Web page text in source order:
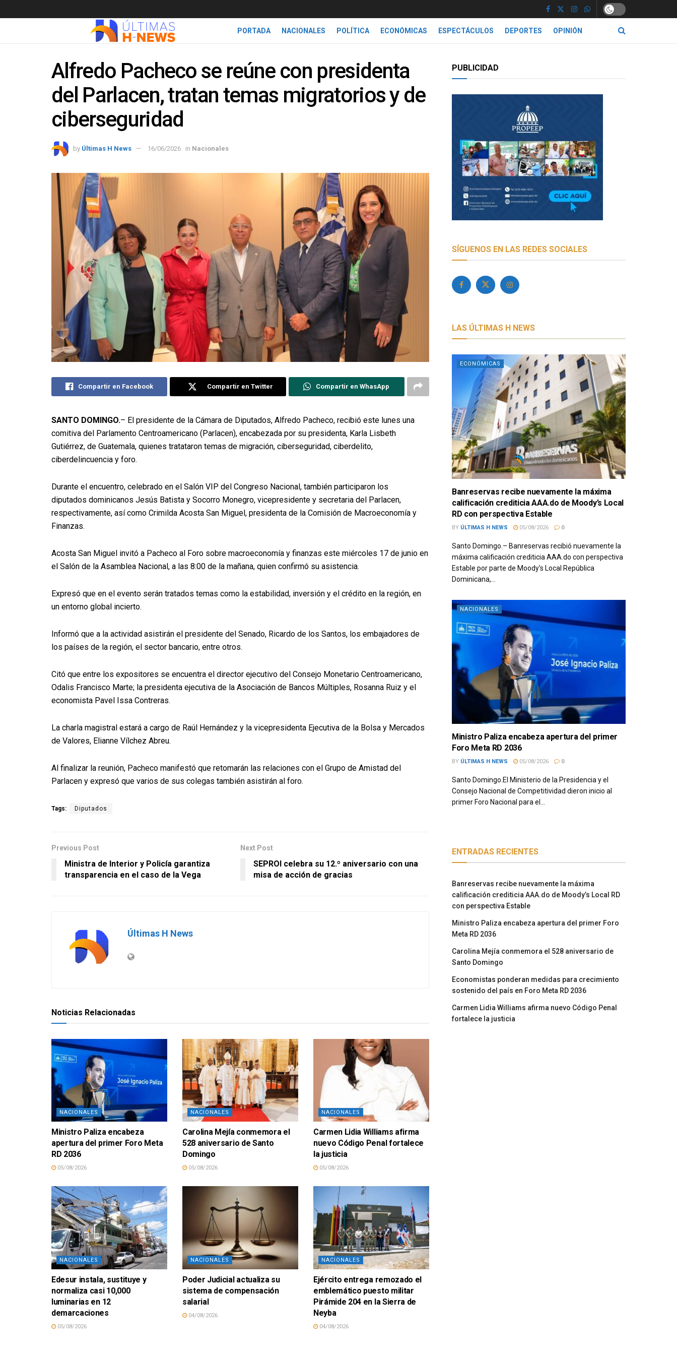
PORTADA NACIONALES POLÍTICA ECONÓMICAS ESPECTÁCULOS DEPORTES OPINIÓN
Alfredo Pacheco se reúne con presidenta
del Parlacen, tratan temas migratorios y de
ciberseguridad
by Últimas H News 16/06/2026 in Nacionales
Compartir en Facebook Compartir en Twitter Compartir en WhasApp
SANTO DOMINGO.– El presidente de la Cámara de Diputados, Alfredo Pacheco, recibió este lunes una
comitiva del Parlamento Centroamericano (Parlacen), encabezada por su presidenta, Karla Lisbeth
Gutiérrez, de Guatemala, quienes tratataron temas de migración, ciberseguridad, ciberdelito,
ciberdelincuencia y foro.
Durante el encuentro, celebrado en el Salón VIP del Congreso Nacional, también participaron los
diputados dominicanos Jesús Batista y Socorro Monegro, vicepresidente y secretaria del Parlacen,
respectivamente, así como Crimilda Acosta San Miguel, presidenta de la Comisión de Macroeconomía y
Finanzas.
Acosta San Miguel invitó a Pacheco al Foro sobre macroeconomía y finanzas este miércoles 17 de junio en
el Salón de la Asamblea Nacional, a las 8:00 de la mañana, quien confirmó su asistencia.
Expresó que en el evento serán tratados temas como la estabilidad, inversión y el crédito en la región, en
un entorno global incierto.
Informó que a la actividad asistirán el presidente del Senado, Ricardo de los Santos, los embajadores de
los países de la región, el sector bancario, entre otros.
Citó que entre los expositores se encuentra el director ejecutivo del Consejo Monetario Centroamericano,
Odalis Francisco Marte; la presidenta ejecutiva de la Asociación de Bancos Múltiples, Rosanna Ruiz y el
economista Pavel Issa Contreras.
La charla magistral estará a cargo de Raúl Hernández y la vicepresidenta Ejecutiva de la Bolsa y Mercados
de Valores, Elianne Vílchez Abreu.
Al finalizar la reunión, Pacheco manifestó que retomarán las relaciones con el Grupo de Amistad del
Parlacen y expresó que varios de sus colegas también asistirán al foro.
Tags: Diputados
Previous Post
Ministra de Interior y Policía garantiza
transparencia en el caso de la Vega
Next Post
SEPROI celebra su 12.º aniversario con una
misa de acción de gracias
Últimas H News
Noticias Relacionadas
NACIONALES
Ministro Paliza encabeza
apertura del primer Foro Meta
RD 2036
05/08/2026
NACIONALES
Carolina Mejía conmemora el
528 aniversario de Santo
Domingo
05/08/2026
NACIONALES
Carmen Lidia Williams afirma
nuevo Código Penal fortalece
la justicia
05/08/2026
NACIONALES
Edesur instala, sustituye y
normaliza casi 10,000
luminarias en 12
demarcaciones
05/08/2026
NACIONALES
Poder Judicial actualiza su
sistema de compensación
salarial
04/08/2026
NACIONALES
Ejército entrega remozado el
emblemático puesto militar
Pirámide 204 en la Sierra de
Neyba
04/08/2026
PUBLICIDAD
SÍGUENOS EN LAS REDES SOCIALES
LAS ÚLTIMAS H NEWS
ECONÓMICAS
Banreservas recibe nuevamente la máxima
calificación crediticia AAA.do de Moody’s Local
RD con perspectiva Estable
BY ÚLTIMAS H NEWS 05/08/2026 0
Santo Domingo.– Banreservas recibió nuevamente la
máxima calificación crediticia AAA.do con perspectiva
Estable por parte de Moody's Local República
Dominicana,...
NACIONALES
Ministro Paliza encabeza apertura del primer
Foro Meta RD 2036
BY ÚLTIMAS H NEWS 05/08/2026 0
Santo Domingo.El Ministerio de la Presidencia y el
Consejo Nacional de Competitividad dieron inicio al
primer Foro Nacional para el...
ENTRADAS RECIENTES
Banreservas recibe nuevamente la máxima
calificación crediticia AAA.do de Moody’s Local RD
con perspectiva Estable
Ministro Paliza encabeza apertura del primer Foro
Meta RD 2036
Carolina Mejía conmemora el 528 aniversario de
Santo Domingo
Economistas ponderan medidas para crecimiento
sostenido del país en Foro Meta RD 2036
Carmen Lidia Williams afirma nuevo Código Penal
fortalece la justicia